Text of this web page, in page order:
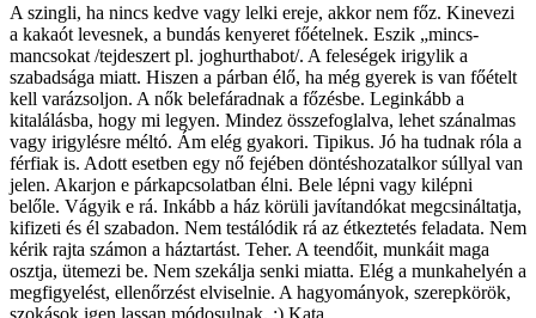
A szingli, ha nincs kedve vagy lelki ereje, akkor nem főz. Kinevezi
a kakaót levesnek, a bundás kenyeret főételnek. Eszik „mincs-
mancsokat /tejdeszert pl. joghurthabot/. A feleségek irigylik a
szabadsága miatt. Hiszen a párban élő, ha még gyerek is van főételt
kell varázsoljon. A nők belefáradnak a főzésbe. Leginkább a
kitalálásba, hogy mi legyen. Mindez összefoglalva, lehet szánalmas
vagy irigylésre méltó. Ám elég gyakori. Tipikus. Jó ha tudnak róla a
férfiak is. Adott esetben egy nő fejében döntéshozatalkor súllyal van
jelen. Akarjon e párkapcsolatban élni. Bele lépni vagy kilépni
belőle. Vágyik e rá. Inkább a ház körüli javítandókat megcsináltatja,
kifizeti és él szabadon. Nem testálódik rá az étkeztetés feladata. Nem
kérik rajta számon a háztartást. Teher. A teendőit, munkáit maga
osztja, ütemezi be. Nem szekálja senki miatta. Elég a munkahelyén a
megfigyelést, ellenőrzést elviselnie. A hagyományok, szerepkörök,
szokások igen lassan módosulnak. :) Kata